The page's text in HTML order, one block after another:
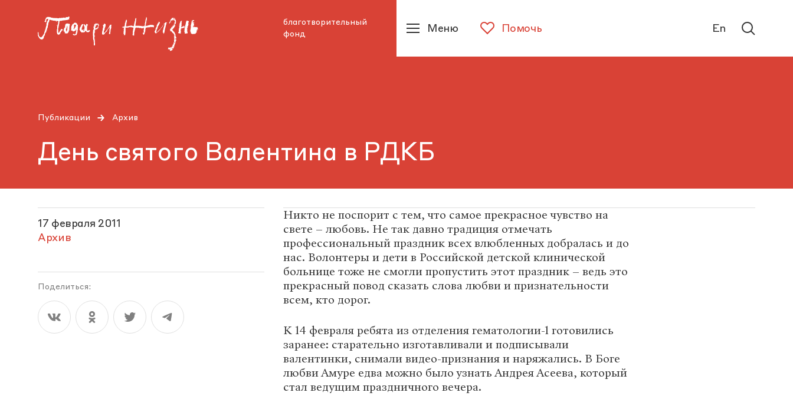
благотворительный
фонд
Помочь
Меню En
Публикации Архив
День святого Валентина в РДКБ
17 февраля 2011
Архив
Поделиться:
Никто не поспорит с тем, что самое прекрасное чувство на
свете – любовь. Не так давно традиция отмечать
профессиональный праздник всех влюбленных добралась и до
нас. Волонтеры и дети в Российской детской клинической
больнице тоже не смогли пропустить этот праздник – ведь это
прекрасный повод сказать слова любви и признательности
всем, кто дорог.
К 14 февраля ребята из отделения гематологии-1 готовились
заранее: старательно изготавливали и подписывали
валентинки, снимали видео-признания и наряжались. В Боге
любви Амуре едва можно было узнать Андрея Асеева, который
стал ведущим праздничного вечера.